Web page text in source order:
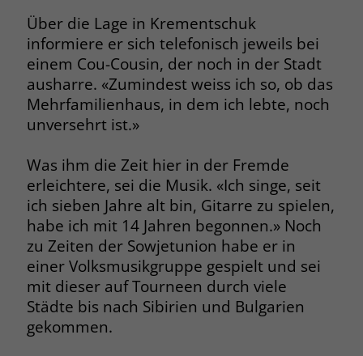
Über die Lage in Krementschuk
informiere er sich telefonisch jeweils bei
einem Cou-Cousin, der noch in der Stadt
ausharre. «Zumindest weiss ich so, ob das
Mehrfamilienhaus, in dem ich lebte, noch
unversehrt ist.»
Was ihm die Zeit hier in der Fremde
erleichtere, sei die Musik. «Ich singe, seit
ich sieben Jahre alt bin, Gitarre zu spielen,
habe ich mit 14 Jahren begonnen.» Noch
zu Zeiten der Sowjetunion habe er in
einer Volksmusikgruppe gespielt und sei
mit dieser auf Tourneen durch viele
Städte bis nach Sibirien und Bulgarien
gekommen.